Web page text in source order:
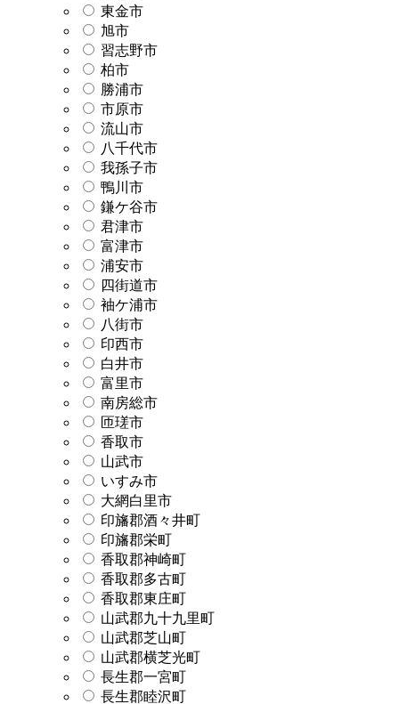
東金市
旭市
習志野市
柏市
勝浦市
市原市
流山市
八千代市
我孫子市
鴨川市
鎌ケ谷市
君津市
富津市
浦安市
四街道市
袖ケ浦市
八街市
印西市
白井市
富里市
南房総市
匝瑳市
香取市
山武市
いすみ市
大網白里市
印旛郡酒々井町
印旛郡栄町
香取郡神崎町
香取郡多古町
香取郡東庄町
山武郡九十九里町
山武郡芝山町
山武郡横芝光町
長生郡一宮町
長生郡睦沢町